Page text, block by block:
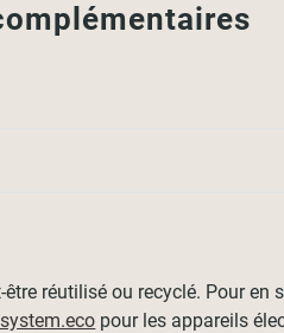
être réutilisé ou recyclé. Pour en
pour les appareils